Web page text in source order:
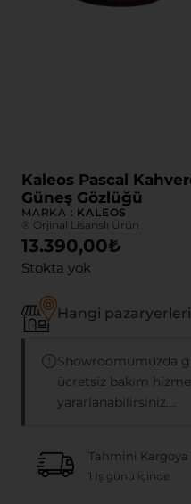
Kaleos Pascal
Güneş Gözlüğü
MARKA : KALEOS
® Orjinal Lisanslı Ürün
13.390,00₺
Stokta yok
Hangi
Showroomumuzda
ücretsiz bakım
yararlanabilirsiniz....
Tahmini Kargoya
1 İş günü içinde